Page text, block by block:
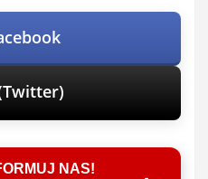
NAS!